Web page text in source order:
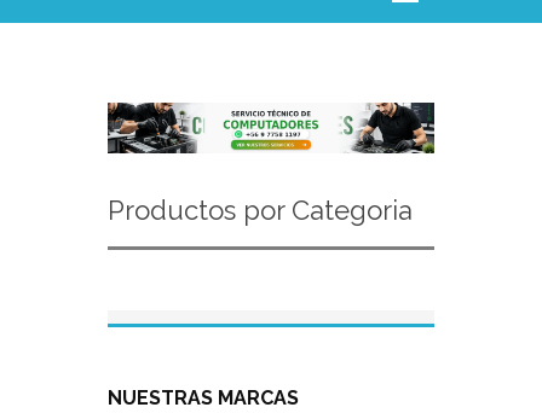
Productos por Categoria
NUESTRAS MARCAS